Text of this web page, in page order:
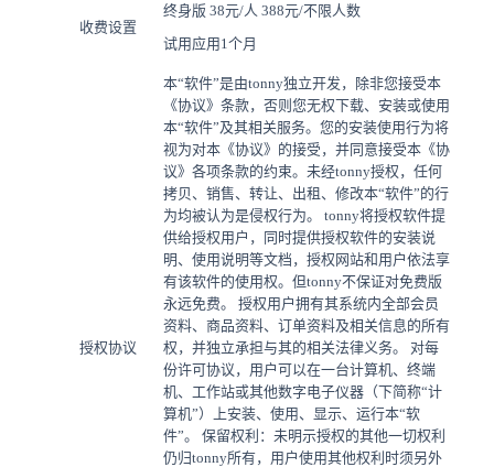
收费设置
终身版 38元/人 388元/不限人数
试用应用1个月
授权协议
本“软件”是由tonny独立开发，除非您接受本
《协议》条款，否则您无权下载、安装或使用
本“软件”及其相关服务。您的安装使用行为将
视为对本《协议》的接受，并同意接受本《协
议》各项条款的约束。未经tonny授权，任何
拷贝、销售、转让、出租、修改本“软件”的行
为均被认为是侵权行为。 tonny将授权软件提
供给授权用户，同时提供授权软件的安装说
明、使用说明等文档，授权网站和用户依法享
有该软件的使用权。但tonny不保证对免费版
永远免费。 授权用户拥有其系统内全部会员
资料、商品资料、订单资料及相关信息的所有
权，并独立承担与其的相关法律义务。 对每
份许可协议，用户可以在一台计算机、终端
机、工作站或其他数字电子仪器（下简称“计
算机”）上安装、使用、显示、运行本“软
件”。 保留权利：未明示授权的其他一切权利
仍归tonny所有，用户使用其他权利时须另外